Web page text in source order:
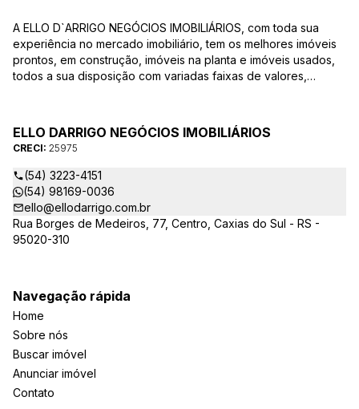
A ELLO D`ARRIGO NEGÓCIOS IMOBILIÁRIOS, com toda sua
experiência no mercado imobiliário, tem os melhores imóveis
prontos, em construção, imóveis na planta e imóveis usados,
todos a sua disposição com variadas faixas de valores,
credenciados ao CRECI-25975 estarão sempre prontos para
responder-lhe todas as suas dúvidas sobre casas,
apartamentos, terrenos, salas comerciais e outros produtos
imobiliários.
ELLO DARRIGO NEGÓCIOS IMOBILIÁRIOS
CRECI: 25975
(54) 3223-4151
(54) 98169-0036
ello@ellodarrigo.com.br
Rua Borges de Medeiros, 77, Centro, Caxias do Sul - RS -
95020-310
Navegação rápida
Home
Sobre nós
Buscar imóvel
Anunciar imóvel
Contato